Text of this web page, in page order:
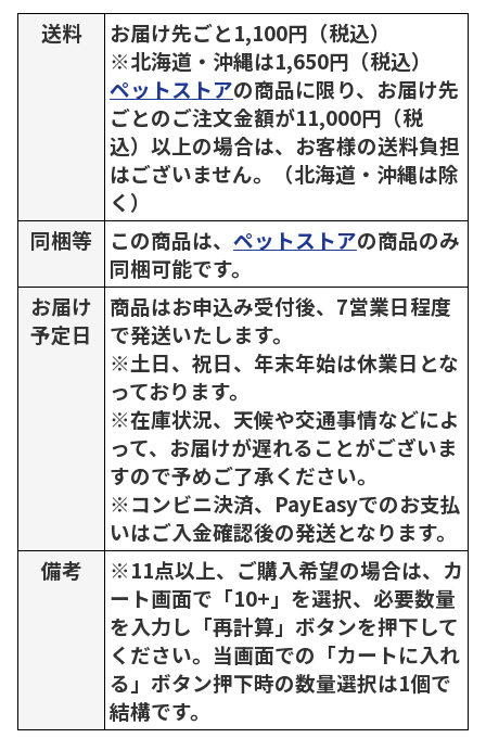
送料
お届け先ごと1,100円（税込）
※北海道・沖縄は1,650円（税込）
ペットストアの商品に限り、お届け先
ごとのご注文金額が11,000円（税
込）以上の場合は、お客様の送料負担
はございません。（北海道・沖縄は除
く）
同梱等
この商品は、 ペットストアの商品のみ
同梱可能です。
お届け
予定日
商品はお申込み受付後、7営業日程度
で発送いたします。
※土日、祝日、年末年始は休業日とな
っております。
※在庫状況、天候や交通事情などによ
って、お届けが遅れることがございま
すので予めご了承ください。
※コンビニ決済、PayEasyでのお支払
いはご入金確認後の発送となります。
備考
※11点以上、ご購入希望の場合は、カ
ート画面で「10+」を選択、必要数量
を入力し「再計算」ボタンを押下して
ください。当画面での「カートに入れ
る」ボタン押下時の数量選択は1個で
結構です。